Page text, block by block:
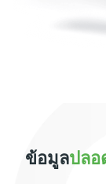
ข้อมูลปล